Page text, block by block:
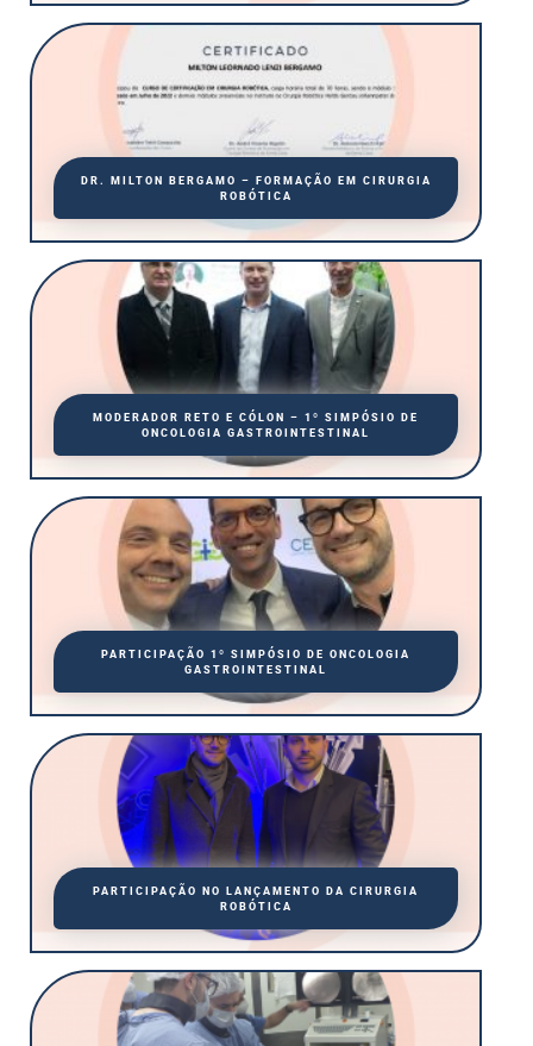
DR. MILTON BERGAMO – FORMAÇÃO EM CIRURGIA
ROBÓTICA
MODERADOR RETO E CÓLON – 1º SIMPÓSIO DE
ONCOLOGIA GASTROINTESTINAL
PARTICIPAÇÃO 1º SIMPÓSIO DE ONCOLOGIA
GASTROINTESTINAL
PARTICIPAÇÃO NO LANÇAMENTO DA CIRURGIA
ROBÓTICA